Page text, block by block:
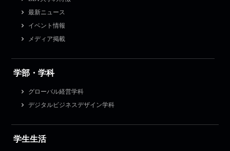
最新ニュース
イベント情報
メディア掲載
学部・学科
グローバル経営学科
デジタルビジネスデザイン学科
学生生活